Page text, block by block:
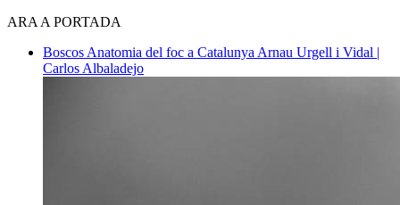
ARA A PORTADA
Boscos Anatomia del foc a Catalunya Arnau Urgell i Vidal |
Carlos Albaladejo